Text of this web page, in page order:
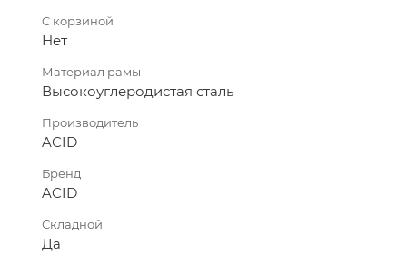
C корзиной
Нет
Материал рамы
Высокоуглеродистая сталь
Производитель
ACID
Бренд
ACID
Складной
Да